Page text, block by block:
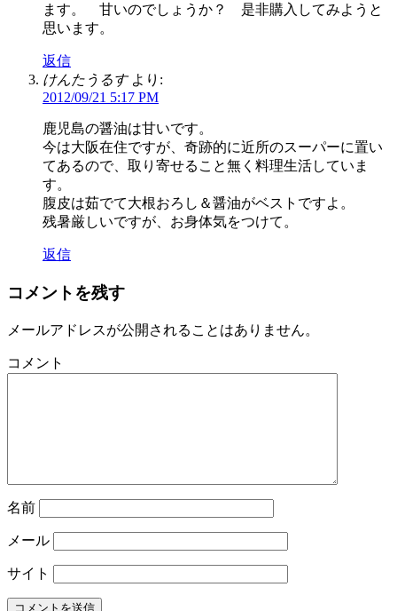
ます。 甘いのでしょうか？ 是非購入してみようと
思います。
返信
けんたうるす より:
2012/09/21 5:17 PM
鹿児島の醤油は甘いです。
今は大阪在住ですが、奇跡的に近所のスーパーに置い
てあるので、取り寄せること無く料理生活していま
す。
腹皮は茹でて大根おろし＆醤油がベストですよ。
残暑厳しいですが、お身体気をつけて。
返信
コメントを残す
メールアドレスが公開されることはありません。
コメント
名前
メール
サイト